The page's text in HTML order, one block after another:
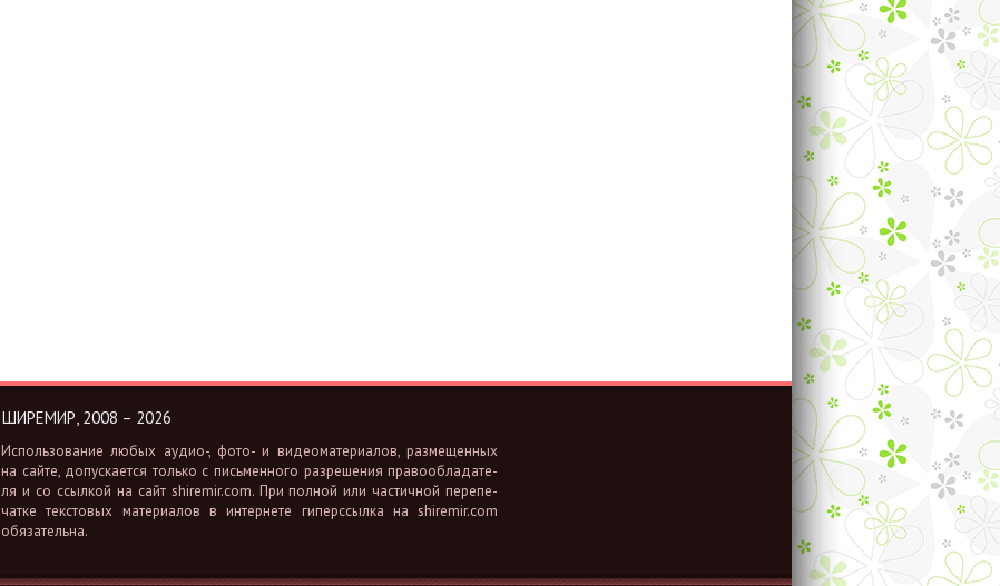
ШИРЕМИР, 2008 – 2026
Ис­поль­зо­ва­ние любых аудио-, фото- и ви­део­ма­те­ри­а­лов, раз­ме­щен­ных
на сайте, до­пус­ка­ет­ся толь­ко с пись­мен­но­го раз­ре­ше­ния пра­во­об­ла­да­те­
ля и со ссыл­кой на сайт shiremir.​com. При пол­ной или ча­стич­ной пе­ре­пе­
чат­ке тек­сто­вых ма­те­ри­а­лов в ин­тер­не­те ги­перс­сыл­ка на shiremir.​com
обя­за­тель­на.